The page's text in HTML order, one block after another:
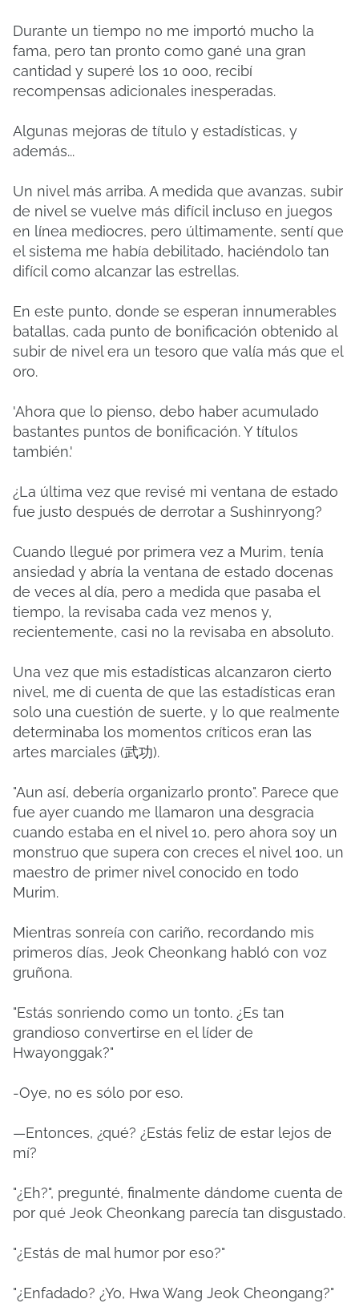
Durante un tiempo no me importó mucho la
fama, pero tan pronto como gané una gran
cantidad y superé los 10 000, recibí
recompensas adicionales inesperadas.
Algunas mejoras de título y estadísticas, y
además...
Un nivel más arriba. A medida que avanzas, subir
de nivel se vuelve más difícil incluso en juegos
en línea mediocres, pero últimamente, sentí que
el sistema me había debilitado, haciéndolo tan
difícil como alcanzar las estrellas.
En este punto, donde se esperan innumerables
batallas, cada punto de bonificación obtenido al
subir de nivel era un tesoro que valía más que el
oro.
'Ahora que lo pienso, debo haber acumulado
bastantes puntos de bonificación. Y títulos
también.'
¿La última vez que revisé mi ventana de estado
fue justo después de derrotar a Sushinryong?
Cuando llegué por primera vez a Murim, tenía
ansiedad y abría la ventana de estado docenas
de veces al día, pero a medida que pasaba el
tiempo, la revisaba cada vez menos y,
recientemente, casi no la revisaba en absoluto.
Una vez que mis estadísticas alcanzaron cierto
nivel, me di cuenta de que las estadísticas eran
solo una cuestión de suerte, y lo que realmente
determinaba los momentos críticos eran las
artes marciales (武功).
"Aun así, debería organizarlo pronto". Parece que
fue ayer cuando me llamaron una desgracia
cuando estaba en el nivel 10, pero ahora soy un
monstruo que supera con creces el nivel 100, un
maestro de primer nivel conocido en todo
Murim.
Mientras sonreía con cariño, recordando mis
primeros días, Jeok Cheonkang habló con voz
gruñona.
"Estás sonriendo como un tonto. ¿Es tan
grandioso convertirse en el líder de
Hwayonggak?"
-Oye, no es sólo por eso.
—Entonces, ¿qué? ¿Estás feliz de estar lejos de
mí?
"¿Eh?", pregunté, finalmente dándome cuenta de
por qué Jeok Cheonkang parecía tan disgustado.
"¿Estás de mal humor por eso?"
"¿Enfadado? ¿Yo, Hwa Wang Jeok Cheongang?"